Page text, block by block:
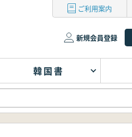
ご利用案内
新規会員登録
韓国書